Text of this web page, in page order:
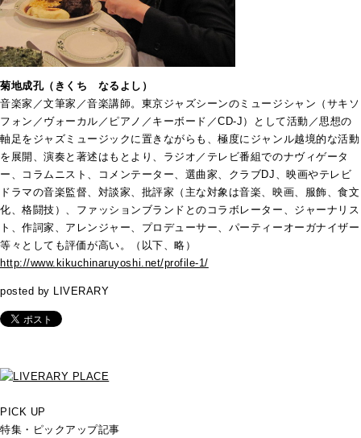
菊地成孔（きくち なるよし）
音楽家／文筆家／音楽講師。東京ジャズシーンのミュージシャン（サキソ
フォン／ヴォーカル／ピアノ／キーボード／CD-J）として活動／思想の
軸足をジャズミュージックに置きながらも、極度にジャンル越境的な活動
を展開、演奏と著述はもとより、ラジオ／テレビ番組でのナヴィゲータ
ー、コラムニスト、コメンテーター、選曲家、クラブDJ、映画やテレビ
ドラマの音楽監督、対談家、批評家（主な対象は音楽、映画、服飾、食文
化、格闘技）、ファッションブランドとのコラボレーター、ジャーナリス
ト、作詞家、アレンジャー、プロデューサー、パーティーオーガナイザー
等々としても評価が高い。（以下、略）
http://www.kikuchinaruyoshi.net/profile-1/
posted by LIVERARY
PICK UP
特集・ピックアップ記事